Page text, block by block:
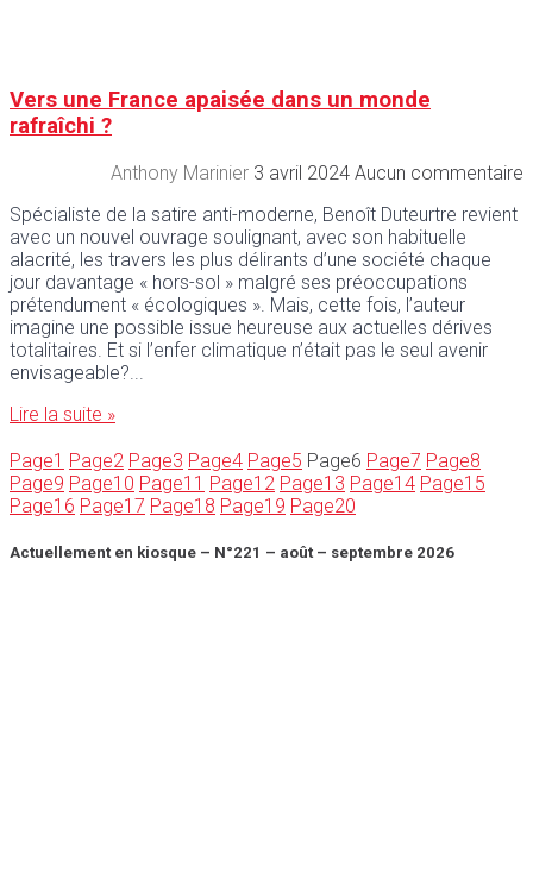
Vers une France apaisée dans un monde
rafraîchi ?
Anthony Marinier 3 avril 2024 Aucun commentaire
Spécialiste de la satire anti-moderne, Benoît Duteurtre revient
avec un nouvel ouvrage soulignant, avec son habituelle
alacrité, les travers les plus délirants d’une société chaque
jour davantage « hors-sol » malgré ses préoccupations
prétendument « écologiques ». Mais, cette fois, l’auteur
imagine une possible issue heureuse aux actuelles dérives
totalitaires. Et si l’enfer climatique n’était pas le seul avenir
envisageable?
Lire la suite »
Page1 Page2 Page3 Page4 Page5 Page6 Page7 Page8
Page9 Page10 Page11 Page12 Page13 Page14 Page15
Page16 Page17 Page18 Page19 Page20
Actuellement en kiosque – N°221 – août – septembre 2026